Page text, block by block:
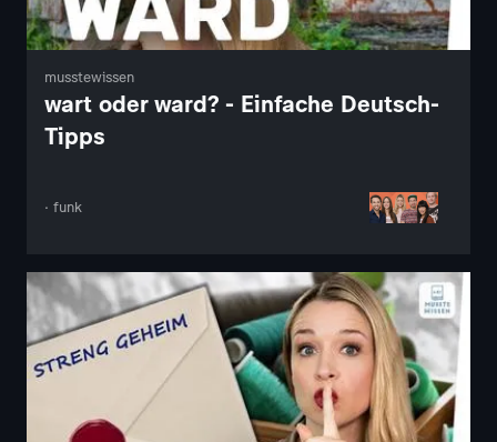
musstewissen
wart oder ward? - Einfache Deutsch-
Tipps
· funk